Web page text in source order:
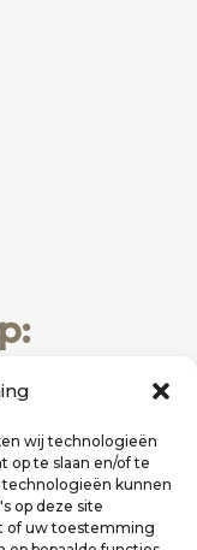
wij technologieën
op te slaan en/of te
kunnen
op deze site
of uw toestemming